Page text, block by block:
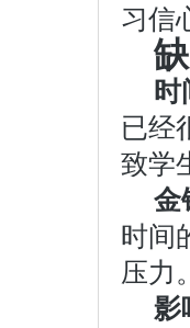
习信
时
已经
致学
金
时间
压力。
影